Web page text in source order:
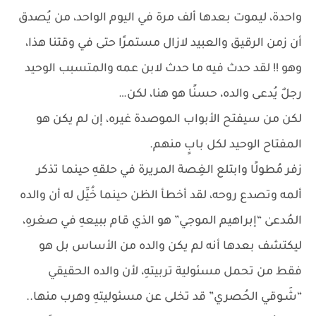
واحدة، ليموت بعدها ألف مرة في اليوم الواحد، من يُصدق
أن زمن الرقيق والعبيد لازال مستمرًا حتى في وقتنا هذا،
وهو !! لقد حدث فيه ما حدث لابن عمه والمتسبب الوحيد
رجلٌ يُدعى والده، حسنًا هو هنا، لكن…
لكن من سيفتح الأبواب الموصدة غيره، إن لم يكن هو
المفتاح الوحيد لكل بابٍ منهم.
زفر مُطولًا وابتلع الغِصة المريرة في حلقهِ حينما تذكر
ألمه وتصدع روحه، لقد أخطأ الظن حينما خُيِّل له أن والده
المُدعىٰ “إبراهيم الموجي” هو الذي قام ببيعهِ في صغرهِ،
ليكتشف بعدها أنه لم يكن والده من الأساس بل هو
فقط من تحمل مسئولية تربيتهِ، لأن والده الحقيقي
“شَـوقي الحُصري” قد تخلى عن مسئوليتهِ وهرب منها..